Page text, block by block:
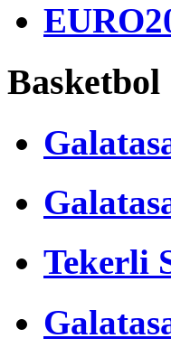
Basketbol
Tekerli